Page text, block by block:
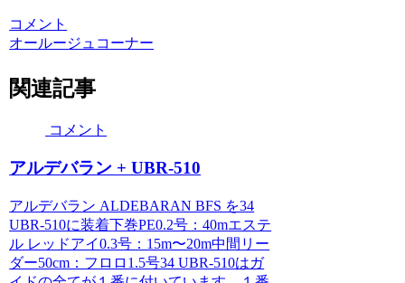
コメント
オールージュコーナー
関連記事
コメント
アルデバラン + UBR-510
アルデバラン ALDEBARAN BFS を34
UBR-510に装着下巻PE0.2号：40mエステ
ル レッドアイ0.3号：15m〜20m中間リー
ダー50cm：フロロ1.5号34 UBR-510はガ